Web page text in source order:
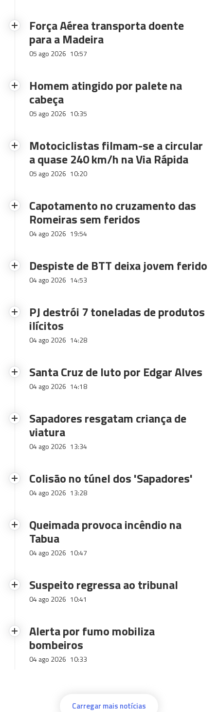
Força Aérea transporta doente
para a Madeira
05 ago 2026 10:57
Homem atingido por palete na
cabeça
05 ago 2026 10:35
Motociclistas filmam-se a circular
a quase 240 km/h na Via Rápida
05 ago 2026 10:20
Capotamento no cruzamento das
Romeiras sem feridos
04 ago 2026 19:54
Despiste de BTT deixa jovem ferido
04 ago 2026 14:53
PJ destrói 7 toneladas de produtos
ilícitos
04 ago 2026 14:28
Santa Cruz de luto por Edgar Alves
04 ago 2026 14:18
Sapadores resgatam criança de
viatura
04 ago 2026 13:34
Colisão no túnel dos 'Sapadores'
04 ago 2026 13:28
Queimada provoca incêndio na
Tabua
04 ago 2026 10:47
Suspeito regressa ao tribunal
04 ago 2026 10:41
Alerta por fumo mobiliza
bombeiros
04 ago 2026 10:33
Carregar mais notícias